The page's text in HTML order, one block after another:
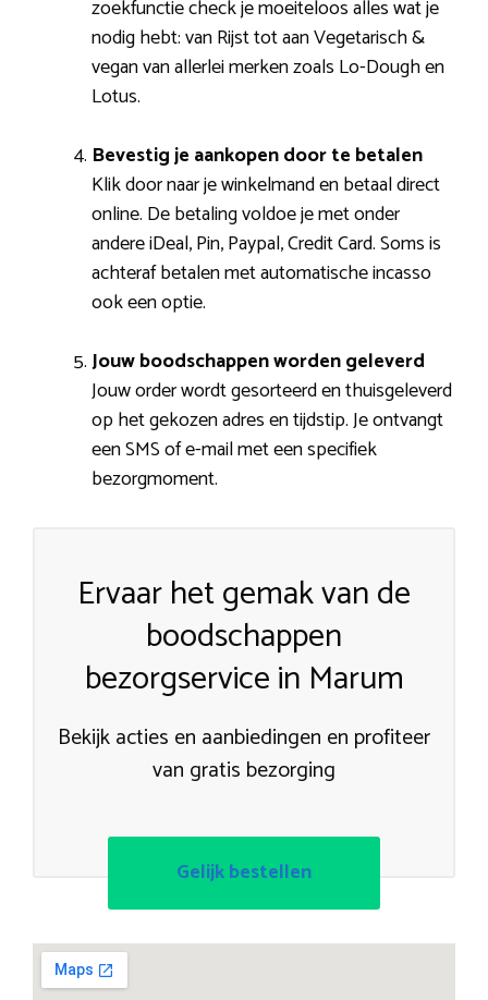
zoekfunctie check je moeiteloos alles wat je
nodig hebt: van Rijst tot aan Vegetarisch &
vegan van allerlei merken zoals Lo-Dough en
Lotus.
Bevestig je aankopen door te betalen
Klik door naar je winkelmand en betaal direct
online. De betaling voldoe je met onder
andere iDeal, Pin, Paypal, Credit Card. Soms is
achteraf betalen met automatische incasso
ook een optie.
Jouw boodschappen worden geleverd
Jouw order wordt gesorteerd en thuisgeleverd
op het gekozen adres en tijdstip. Je ontvangt
een SMS of e-mail met een specifiek
bezorgmoment.
Ervaar het gemak van de
boodschappen
bezorgservice in Marum
Bekijk acties en aanbiedingen en profiteer
van gratis bezorging
Gelijk bestellen